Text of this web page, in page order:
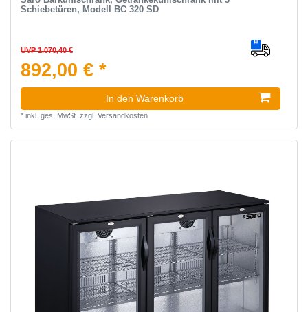
Schiebetüren, Modell BC 320 SD
UVP 1.070,40 €
892,00 € *
In den Warenkorb
* inkl. ges. MwSt. zzgl. Versandkosten